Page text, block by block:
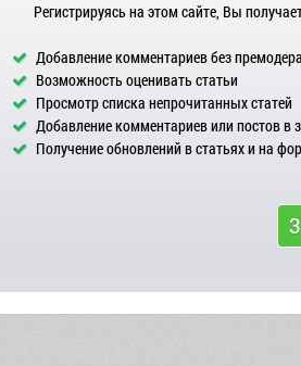
Регистрируясь на этом сайте, Вы
Добавление комментариев без
Возможность оценивать статьи
Просмотр списка непрочитанных статей
Добавление комментариев или постов в
Получение обновлений в статьях и на